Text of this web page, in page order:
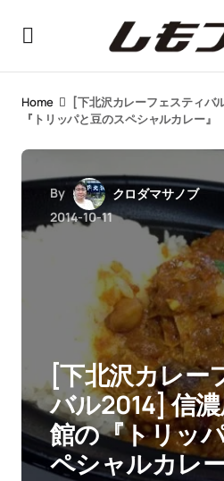
Home
[下北沢カレーフェスティバ
『トリッパと豆のスペシャルカレー』
By
クロダマサノブ
2014-10-11
[下北沢カレー
バル2014] 信
館の『トリッ
ペシャルカレ